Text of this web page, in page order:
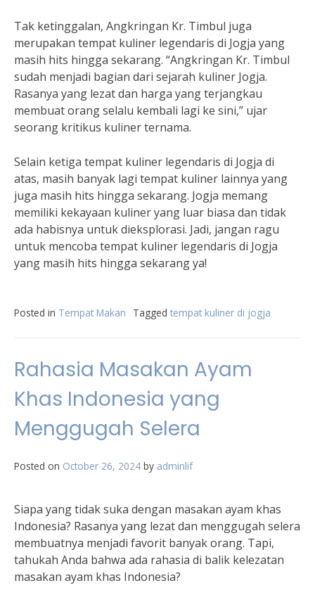
Tak ketinggalan, Angkringan Kr. Timbul juga
merupakan tempat kuliner legendaris di Jogja yang
masih hits hingga sekarang. “Angkringan Kr. Timbul
sudah menjadi bagian dari sejarah kuliner Jogja.
Rasanya yang lezat dan harga yang terjangkau
membuat orang selalu kembali lagi ke sini,” ujar
seorang kritikus kuliner ternama.
Selain ketiga tempat kuliner legendaris di Jogja di
atas, masih banyak lagi tempat kuliner lainnya yang
juga masih hits hingga sekarang. Jogja memang
memiliki kekayaan kuliner yang luar biasa dan tidak
ada habisnya untuk dieksplorasi. Jadi, jangan ragu
untuk mencoba tempat kuliner legendaris di Jogja
yang masih hits hingga sekarang ya!
Posted in Tempat Makan Tagged tempat kuliner di jogja
Rahasia Masakan Ayam
Khas Indonesia yang
Menggugah Selera
Posted on October 26, 2024 by adminlif
Siapa yang tidak suka dengan masakan ayam khas
Indonesia? Rasanya yang lezat dan menggugah selera
membuatnya menjadi favorit banyak orang. Tapi,
tahukah Anda bahwa ada rahasia di balik kelezatan
masakan ayam khas Indonesia?